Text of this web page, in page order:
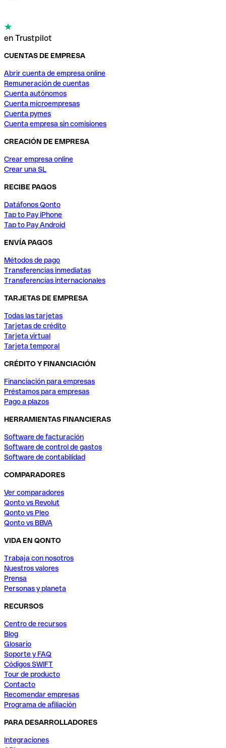
en Trustpilot
CUENTAS DE EMPRESA
Abrir cuenta de empresa online
Remuneración de cuentas
Cuenta autónomos
Cuenta microempresas
Cuenta pymes
Cuenta empresa sin comisiones
CREACIÓN DE EMPRESA
Crear empresa online
Crear una SL
RECIBE PAGOS
Datáfonos Qonto
Tap to Pay iPhone
Tap to Pay Android
ENVÍA PAGOS
Métodos de pago
Transferencias inmediatas
Transferencias internacionales
TARJETAS DE EMPRESA
Todas las tarjetas
Tarjetas de crédito
Tarjeta virtual
Tarjeta temporal
CRÉDITO Y FINANCIACIÓN
Financiación para empresas
Préstamos para empresas
Pago a plazos
HERRAMIENTAS FINANCIERAS
Software de facturación
Software de control de gastos
Software de contabilidad
COMPARADORES
Ver comparadores
Qonto vs Revolut
Qonto vs Pleo
Qonto vs BBVA
VIDA EN QONTO
Trabaja con nosotros
Nuestros valores
Prensa
Personas y planeta
RECURSOS
Centro de recursos
Blog
Glosario
Soporte y FAQ
Códigos SWIFT
Tour de producto
Contacto
Recomendar empresas
Programa de afiliación
PARA DESARROLLADORES
Integraciones